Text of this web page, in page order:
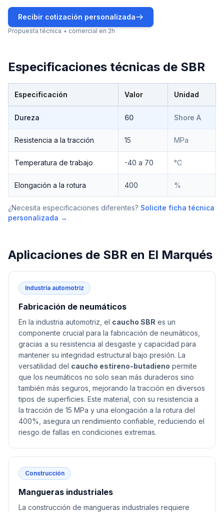
Recibir cotización personalizada
Propuesta técnica + comercial en 2h
Especificaciones técnicas de SBR
Especificación Valor Unidad
Dureza 60 Shore A
Resistencia a la tracción 15 MPa
Temperatura de trabajo -40 a 70 °C
Elongación a la rotura 400 %
¿Necesita especificaciones diferentes? Solicite ficha técnica
personalizada →
Aplicaciones de SBR en El Marqués
Industria automotriz
Fabricación de neumáticos
En la industria automotriz, el caucho SBR es un
componente crucial para la fabricación de neumáticos,
gracias a su resistencia al desgaste y capacidad para
mantener su integridad estructural bajo presión. La
versatilidad del caucho estireno-butadieno permite
que los neumáticos no solo sean más duraderos sino
también más seguros, mejorando la tracción en diversos
tipos de superficies. Este material, con su resistencia a
la tracción de 15 MPa y una elongación a la rotura del
400%, asegura un rendimiento confiable, reduciendo el
riesgo de fallas en condiciones extremas.
Construcción
Mangueras industriales
La construcción de mangueras industriales requiere